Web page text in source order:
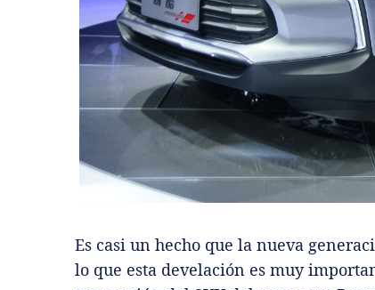
Es casi un hecho que la nueva
lo que esta develación es muy